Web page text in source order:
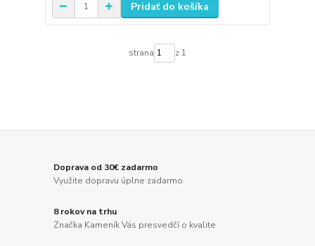
Pridať do košíka
strana z 1
Doprava od 30€ zadarmo
Využite dopravu úplne zadarmo
8 rokov na trhu
Značka Kameník Vás presvedčí o kvalite